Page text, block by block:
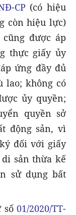
CP(có hiệu
còn hiệu lực)
được áp
thực giấy ủy
ứng đầy đủ
lao; không có
ủy quyền;
quyền sở
động sản, vì
đối với giấy
sản thừa kế
sử dụng bất
số 01/2020/TT-